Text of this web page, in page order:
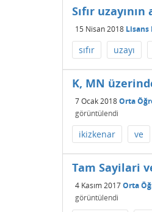
Sıfır
15 Nisan 2018
sıfır uzayı
K, MN
7 Ocak 2018Orta
görüntülendi
ikizkenar ve
Tam Sayilari
4 Kasım 2017Orta
görüntülendi